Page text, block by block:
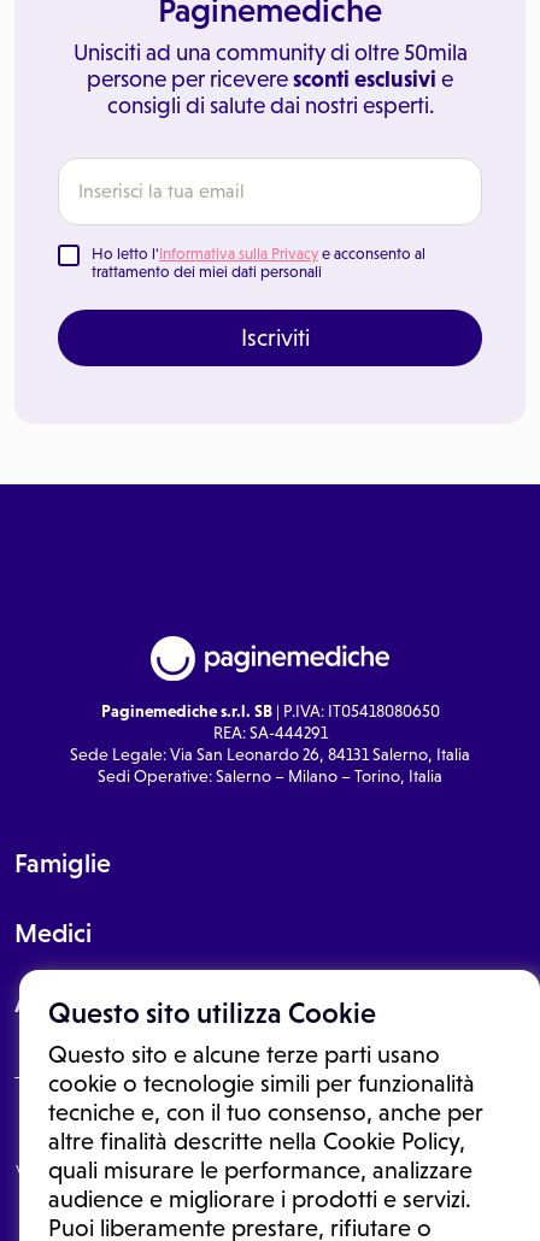
Questo sito utilizza Cookie
Questo sito e alcune terze parti usano
cookie o tecnologie simili per funzionalità
tecniche e, con il tuo consenso, anche per
altre finalità descritte nella Cookie Policy,
quali misurare le performance, analizzare
audience e migliorare i prodotti e servizi.
Puoi liberamente prestare, rifiutare o
Paginemediche
Unisciti ad una community di oltre 50mila
persone per riceveresconti esclusivi e
consigli di salute dai nostri esperti.
Ho letto l'Informativa sulla Privacy e acconsento al
trattamento dei miei dati personali
Iscriviti
Paginemediche s.r.l. SB| P.IVA: IT05418080650
REA: SA-444291
Sede Legale: Via San Leonardo 26, 84131 Salerno, Italia
Sedi Operative: Salerno – Milano – Torino, Italia
Famiglie
Medici
About
Le informazioni proposte in questo sito non sono un consulto medico.
In nessun caso, queste informazioni sostituiscono un consulto, una
visita o una diagnosi formulata dal medico. Non si devono considerare
le informazioni disponibili come suggerimenti per la formulazione di
una diagnosi, la determinazione di un trattamento o l'assunzione o
sospensione di un farmaco senza prima consultare un medico di